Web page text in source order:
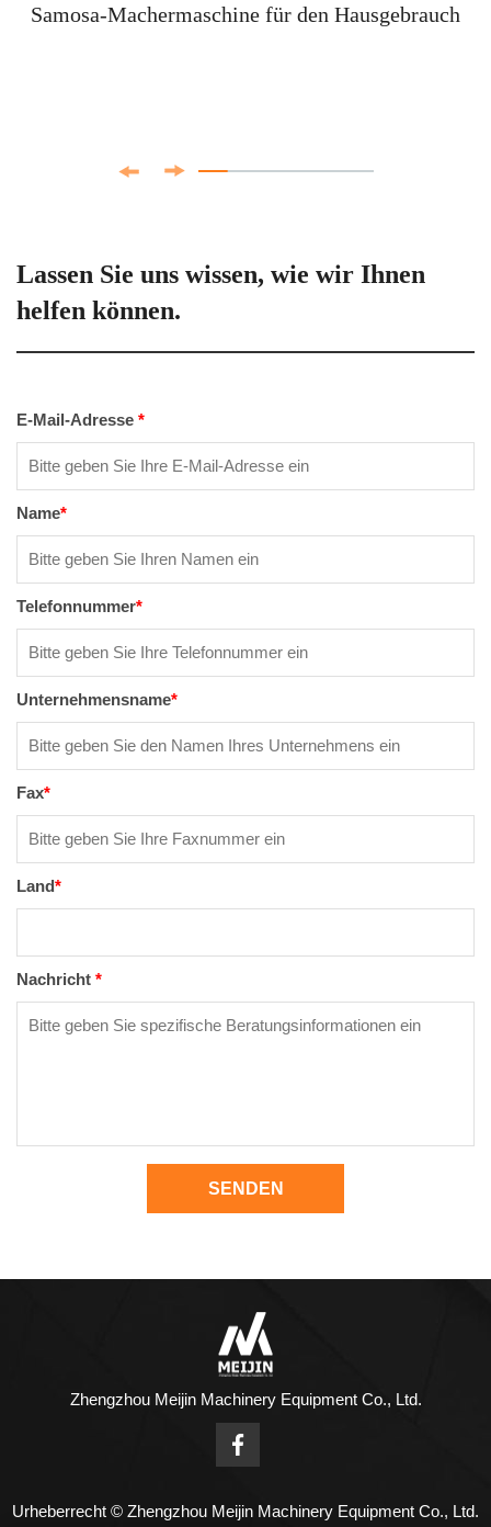
Samosa-Machermaschine für den Hausgebrauch
Lassen Sie uns wissen, wie wir Ihnen
helfen können.
E-Mail-Adresse *
Name*
Telefonnummer*
Unternehmensname*
Fax*
Land*
Nachricht *
SENDEN
Zhengzhou Meijin Machinery Equipment Co., Ltd.
Urheberrecht © Zhengzhou Meijin Machinery Equipment Co., Ltd.